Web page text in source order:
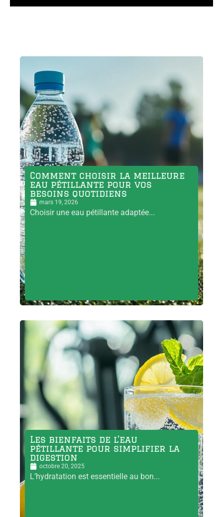
Comment choisir la meilleure
eau pétillante pour vos
besoins quotidiens
mars 19, 2026
Choisir une eau pétillante adaptée...
Les bienfaits de l’eau
pétillante pour simplifier la
digestion
octobre 20, 2025
L’hydratation est essentielle au bon...